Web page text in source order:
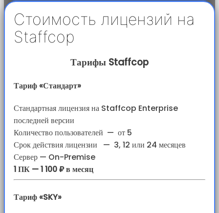
Стоимость лицензий на
Staffcop
Тарифы Staffcop
Тариф «Стандарт»
Стандартная лицензия на Staffcop Enterprise
последней версии
Количество пользователей — от 5
Срок действия лицензии
— 3, 12 или 24 месяцев
Сервер — On-Premise
1 ПК — 1 100 ₽ в месяц
Тариф «SKY»